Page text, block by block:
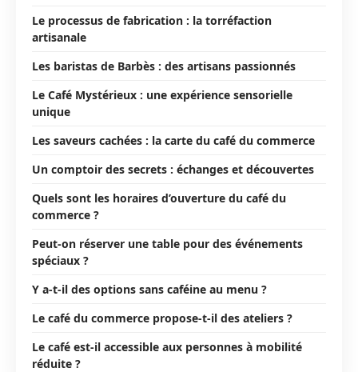
Le processus de fabrication : la torréfaction
artisanale
Les baristas de Barbès : des artisans passionnés
Le Café Mystérieux : une expérience sensorielle
unique
Les saveurs cachées : la carte du café du commerce
Un comptoir des secrets : échanges et découvertes
Quels sont les horaires d’ouverture du café du
commerce ?
Peut-on réserver une table pour des événements
spéciaux ?
Y a-t-il des options sans caféine au menu ?
Le café du commerce propose-t-il des ateliers ?
Le café est-il accessible aux personnes à mobilité
réduite ?